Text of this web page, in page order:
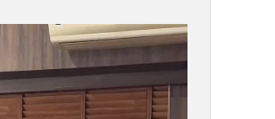
fundacaojoaomangabeira
Jul 15